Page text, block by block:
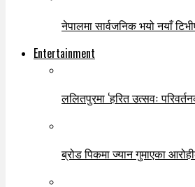
नेपालमा सार्वजनिक भयो नयाँ
Entertainment
ललितपुरमा ‘हरित उत्सवः
ब्रोड पिकमा ज्यान गुमाएका